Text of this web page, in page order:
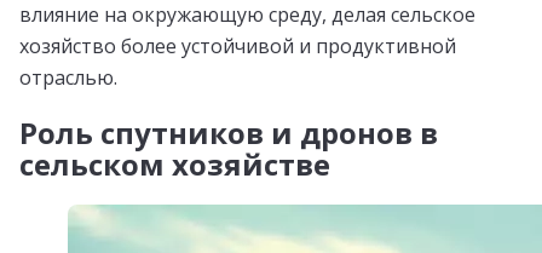
влияние на окружающую среду, делая сельское
хозяйство более устойчивой и продуктивной
отраслью.
Роль спутников и дронов в
сельском хозяйстве